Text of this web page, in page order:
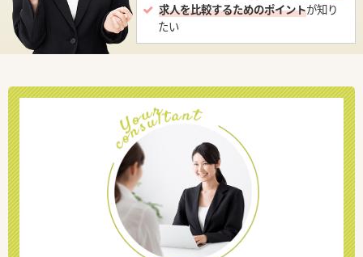
求人を比較するためのポイントが知り
たい